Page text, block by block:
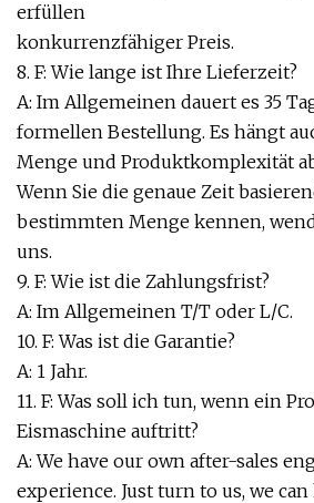
erfüllen
konkurrenzfähiger Preis.
8. F: Wie lange ist Ihre Lieferzeit?
A: Im Allgemeinen dauert es 35
formellen Bestellung. Es hängt
Menge und Produktkomplexität
Wenn Sie die genaue Zeit
bestimmten Menge kennen,
uns.
9. F: Wie ist die Zahlungsfrist?
A: Im Allgemeinen T/T oder L/C.
10. F: Was ist die Garantie?
A: 1 Jahr.
11. F: Was soll ich tun, wenn ein
Eismaschine auftritt?
A: We have our own after-sales
experience. Just turn to us, we